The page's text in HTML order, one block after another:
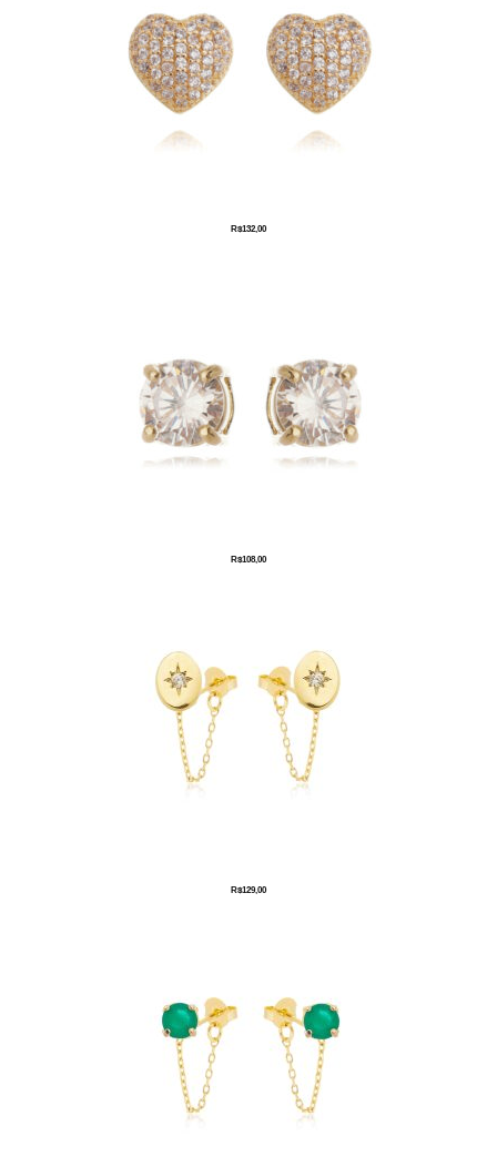
R$132,00
R$108,00
R$129,00